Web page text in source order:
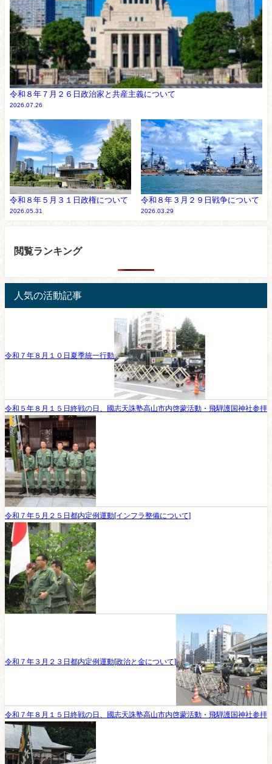
令和８年７月２６日政治家と共産主義について
2026.07.26
令和８年５月３１日政権について
2026.05.31
令和８年３月２９日戦争について
2026.03.29
閲覧ランキング
人気の活動記事
令和７年８月１０日夏季統一行動
令和５年８月１５日終戦の日、國志天誅塾高山市内啓蒙活動・飛騨護国神社参拝
令和７年５月２５日都内定例運動[インフラ整備について]
令和７年３月２３日都内定例運動[政治と金について]
令和７年８月１５日終戦の日、國志天誅塾高山市内啓蒙活動・飛騨護国神社参拝